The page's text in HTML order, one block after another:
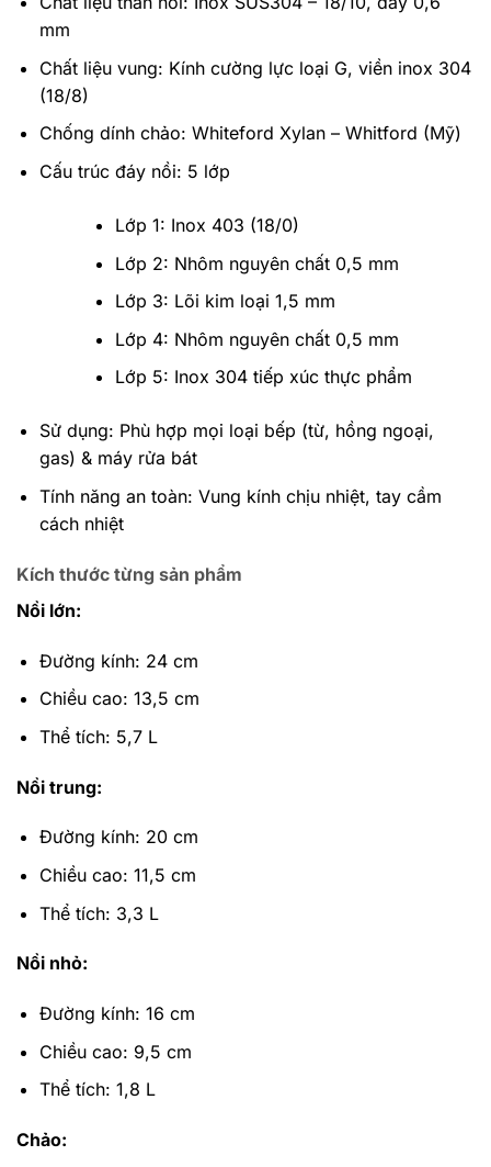
mm
Chất liệu vung: Kính cường lực loại G, viền inox 304
(18/8)
Chống dính chảo: Whiteford Xylan – Whitford (Mỹ)
Cấu trúc đáy nồi: 5 lớp
Lớp 1: Inox 403 (18/0)
Lớp 2: Nhôm nguyên chất 0,5 mm
Lớp 3: Lõi kim loại 1,5 mm
Lớp 4: Nhôm nguyên chất 0,5 mm
Lớp 5: Inox 304 tiếp xúc thực phẩm
Sử dụng: Phù hợp mọi loại bếp (từ, hồng ngoại,
gas) & máy rửa bát
Tính năng an toàn: Vung kính chịu nhiệt, tay cầm
cách nhiệt
Kích thước từng sản phẩm
Nồi lớn:
Đường kính: 24 cm
Chiều cao: 13,5 cm
Thể tích: 5,7 L
Nồi trung:
Đường kính: 20 cm
Chiều cao: 11,5 cm
Thể tích: 3,3 L
Nồi nhỏ:
Đường kính: 16 cm
Chiều cao: 9,5 cm
Thể tích: 1,8 L
Chảo: